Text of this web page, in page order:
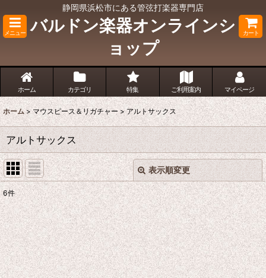
静岡県浜松市にある管弦打楽器専門店
メニュー
バルドン楽器オンラインシ
ョップ
カート
ホーム カテゴリ 特集 ご利用案内 マイページ
ホーム > マウスピース＆リガチャー > アルトサックス
アルトサックス
表示順変更
表示数:
並び順:
絞り込む
閉じる
6件